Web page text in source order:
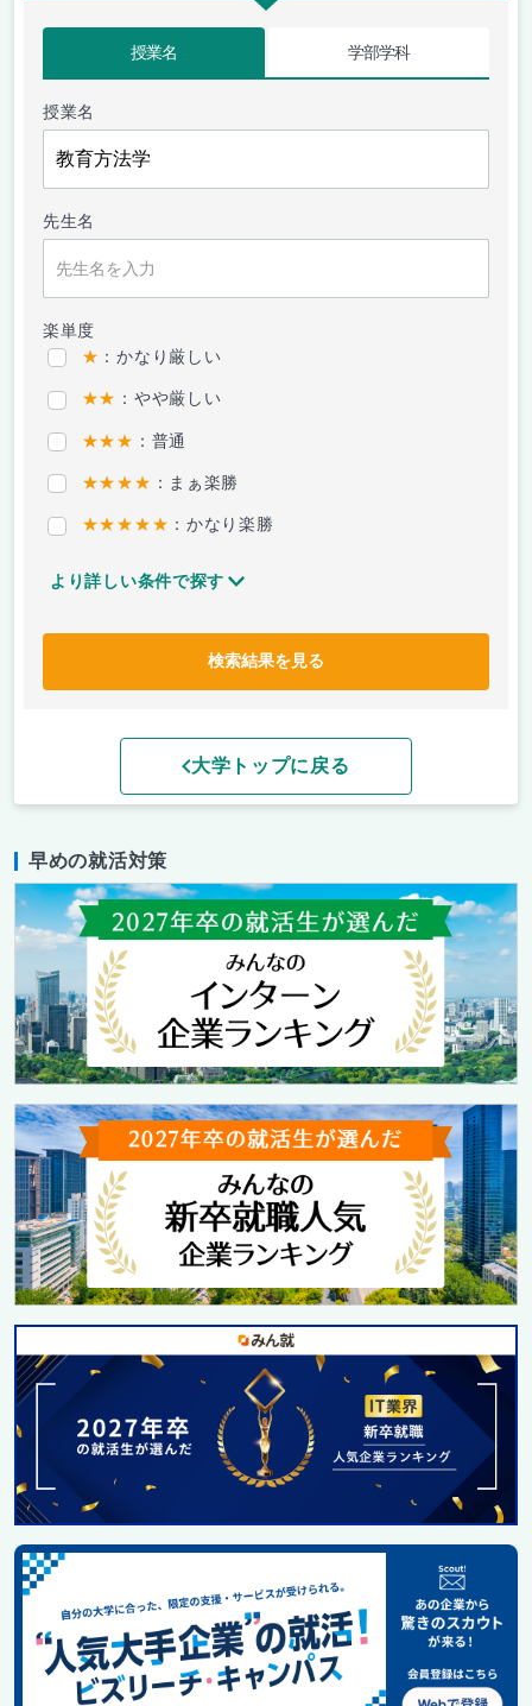
授業名 学部学科
授業名
先生名
楽単度
★ ：かなり厳しい
★★ ：やや厳しい
★★★ ：普通
★★★★ ：まぁ楽勝
★★★★★ ：かなり楽勝
より詳しい条件で探す
検索結果を見る
大学トップに戻る
早めの就活対策